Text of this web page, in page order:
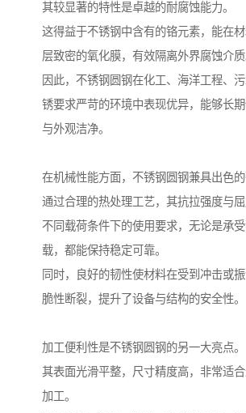
其较显著的特性是卓越的耐腐蚀能力。
这得益于不锈钢中含有的铬元素，能在
层致密的氧化膜，有效隔离外界腐蚀介质
因此，不锈钢圆钢在化工、海洋工程、
锈要求严苛的环境中表现优异，能够长
与外观洁净。
在机械性能方面，不锈钢圆钢兼具出色的
通过合理的热处理工艺，其抗拉强度与
不同载荷条件下的使用要求，无论是承
载，都能保持稳定可靠。
同时，良好的韧性使材料在受到冲击或
脆性断裂，提升了设备与结构的安全性。
加工便利性是不锈钢圆钢的另一大亮点。
其表面光滑平整，尺寸精度高，非常适
加工。